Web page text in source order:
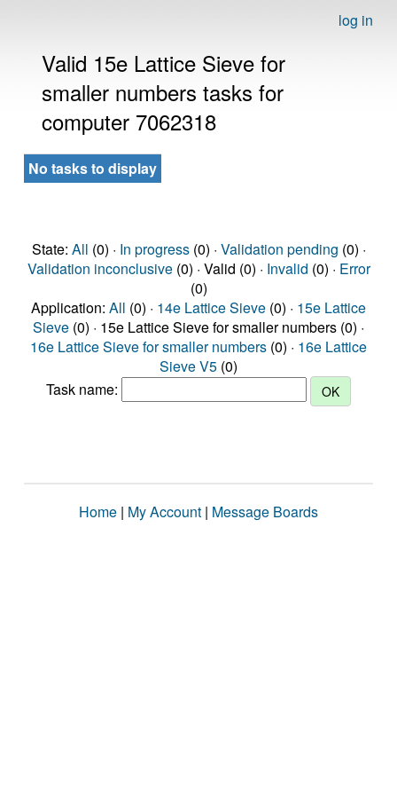
log in
Valid 15e Lattice Sieve for
smaller numbers tasks for
computer 7062318
No tasks to display
State: All (0) · In progress(0) · Validation pending (0) ·
Validation inconclusive(0) · Valid (0) · Invalid (0) · Error
(0)
Application: All (0) · 14e Lattice Sieve (0) · 15e Lattice
Sieve (0) · 15e Lattice Sieve for smaller numbers (0) ·
16e Lattice Sieve for smaller numbers (0) · 16e Lattice
Sieve V5 (0)
Task name:
Home | My Account | Message Boards